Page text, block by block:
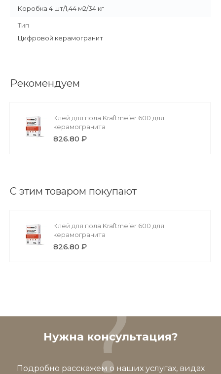
Коробка 4 шт/1,44 м2/34 кг
Тип
Цифровой керамогранит
Рекомендуем
Клей для пола Kraftmeier 600 для
керамогранита
826.80 ₽
С этим товаром покупают
Клей для пола Kraftmeier 600 для
керамогранита
826.80 ₽
Нужна консультация?
Подробно расскажем о наших услугах, видах